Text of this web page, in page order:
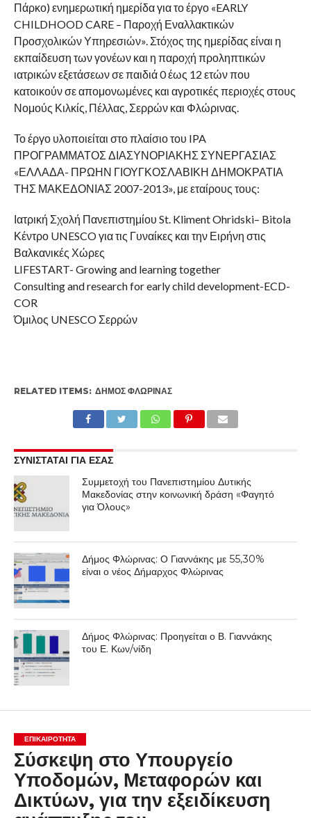
Πάρκο) ενημερωτική ημερίδα για το έργο «EARLY
CHILDHOOD CARE – Παροχή Εναλλακτικών
Προσχολικών Υπηρεσιών». Στόχος της ημερίδας είναι η
εκπαίδευση των γονέων και η παροχή προληπτικών
ιατρικών εξετάσεων σε παιδιά 0 έως 12 ετών που
κατοικούν σε απομονωμένες και αγροτικές περιοχές στους
Νομούς Κιλκίς, Πέλλας, Σερρών και Φλώρινας.
Το έργο υλοποιείται στο πλαίσιο του IPA
ΠΡΟΓΡΑΜΜΑΤΟΣ ΔΙΑΣΥΝΟΡΙΑΚΗΣ ΣΥΝΕΡΓΑΣΙΑΣ
«ΕΛΛΑΔΑ- ΠΡΩΗΝ ΓΙΟΥΓΚΟΣΛΑΒΙΚΗ ΔΗΜΟΚΡΑΤΙΑ
ΤΗΣ ΜΑΚΕΔΟΝΙΑΣ 2007-2013», με εταίρους τους:
Ιατρική Σχολή Πανεπιστημίου St. Kliment Ohridski– Bitola
Κέντρο UNESCO για τις Γυναίκες και την Ειρήνη στις
Βαλκανικές Χώρες
LIFESTART- Growing and learning together
Consulting and research for early child development-ECD-
COR
Όμιλος UNESCO Σερρών
RELATED ITEMS: ΔΉΜΟΣ ΦΛΏΡΙΝΑΣ
ΣΥΝΙΣΤΑΤΑΙ ΓΙΑ ΕΣΑΣ
Συμμετοχή του Πανεπιστημίου Δυτικής
Μακεδονίας στην κοινωνική δράση «Φαγητό
για Όλους»
Δήμος Φλώρινας: Ο Γιαννάκης με 55,30%
είναι ο νέος Δήμαρχος Φλώρινας
Δήμος Φλώρινας: Προηγείται ο Β. Γιαννάκης
του Ε. Κων/νίδη
ΕΠΙΚΑΙΡΟΤΗΤΑ
Σύσκεψη στο Υπουργείο
Υποδομών, Μεταφορών και
Δικτύων, για την εξειδίκευση